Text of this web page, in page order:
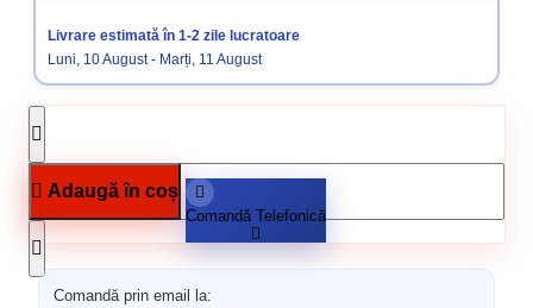
Vopsele pentru lemn și metalVopsea email superlucios
Vopsele
Livrare estimată în 1-2 zile lucratoare
Luni, 10 August - Marți, 11 August
Adaugă în coș
Comandă Telefonică
Comandă prin email la: